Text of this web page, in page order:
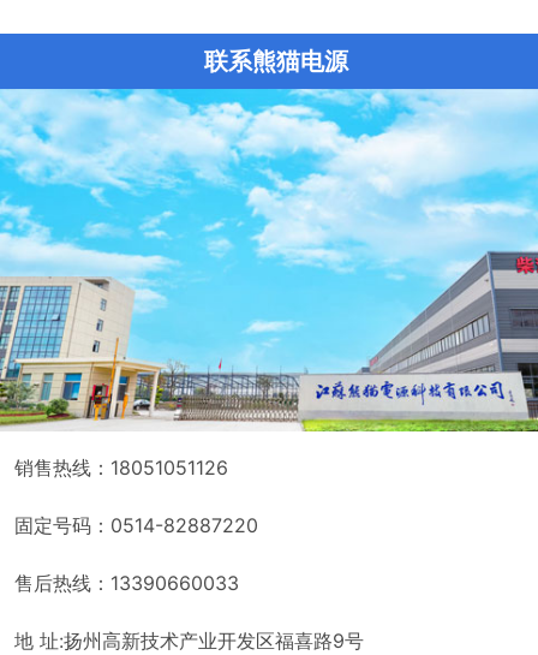
联系熊猫电源
销售热线：18051051126
固定号码：0514-82887220
售后热线：13390660033
地 址:扬州高新技术产业开发区福喜路9号